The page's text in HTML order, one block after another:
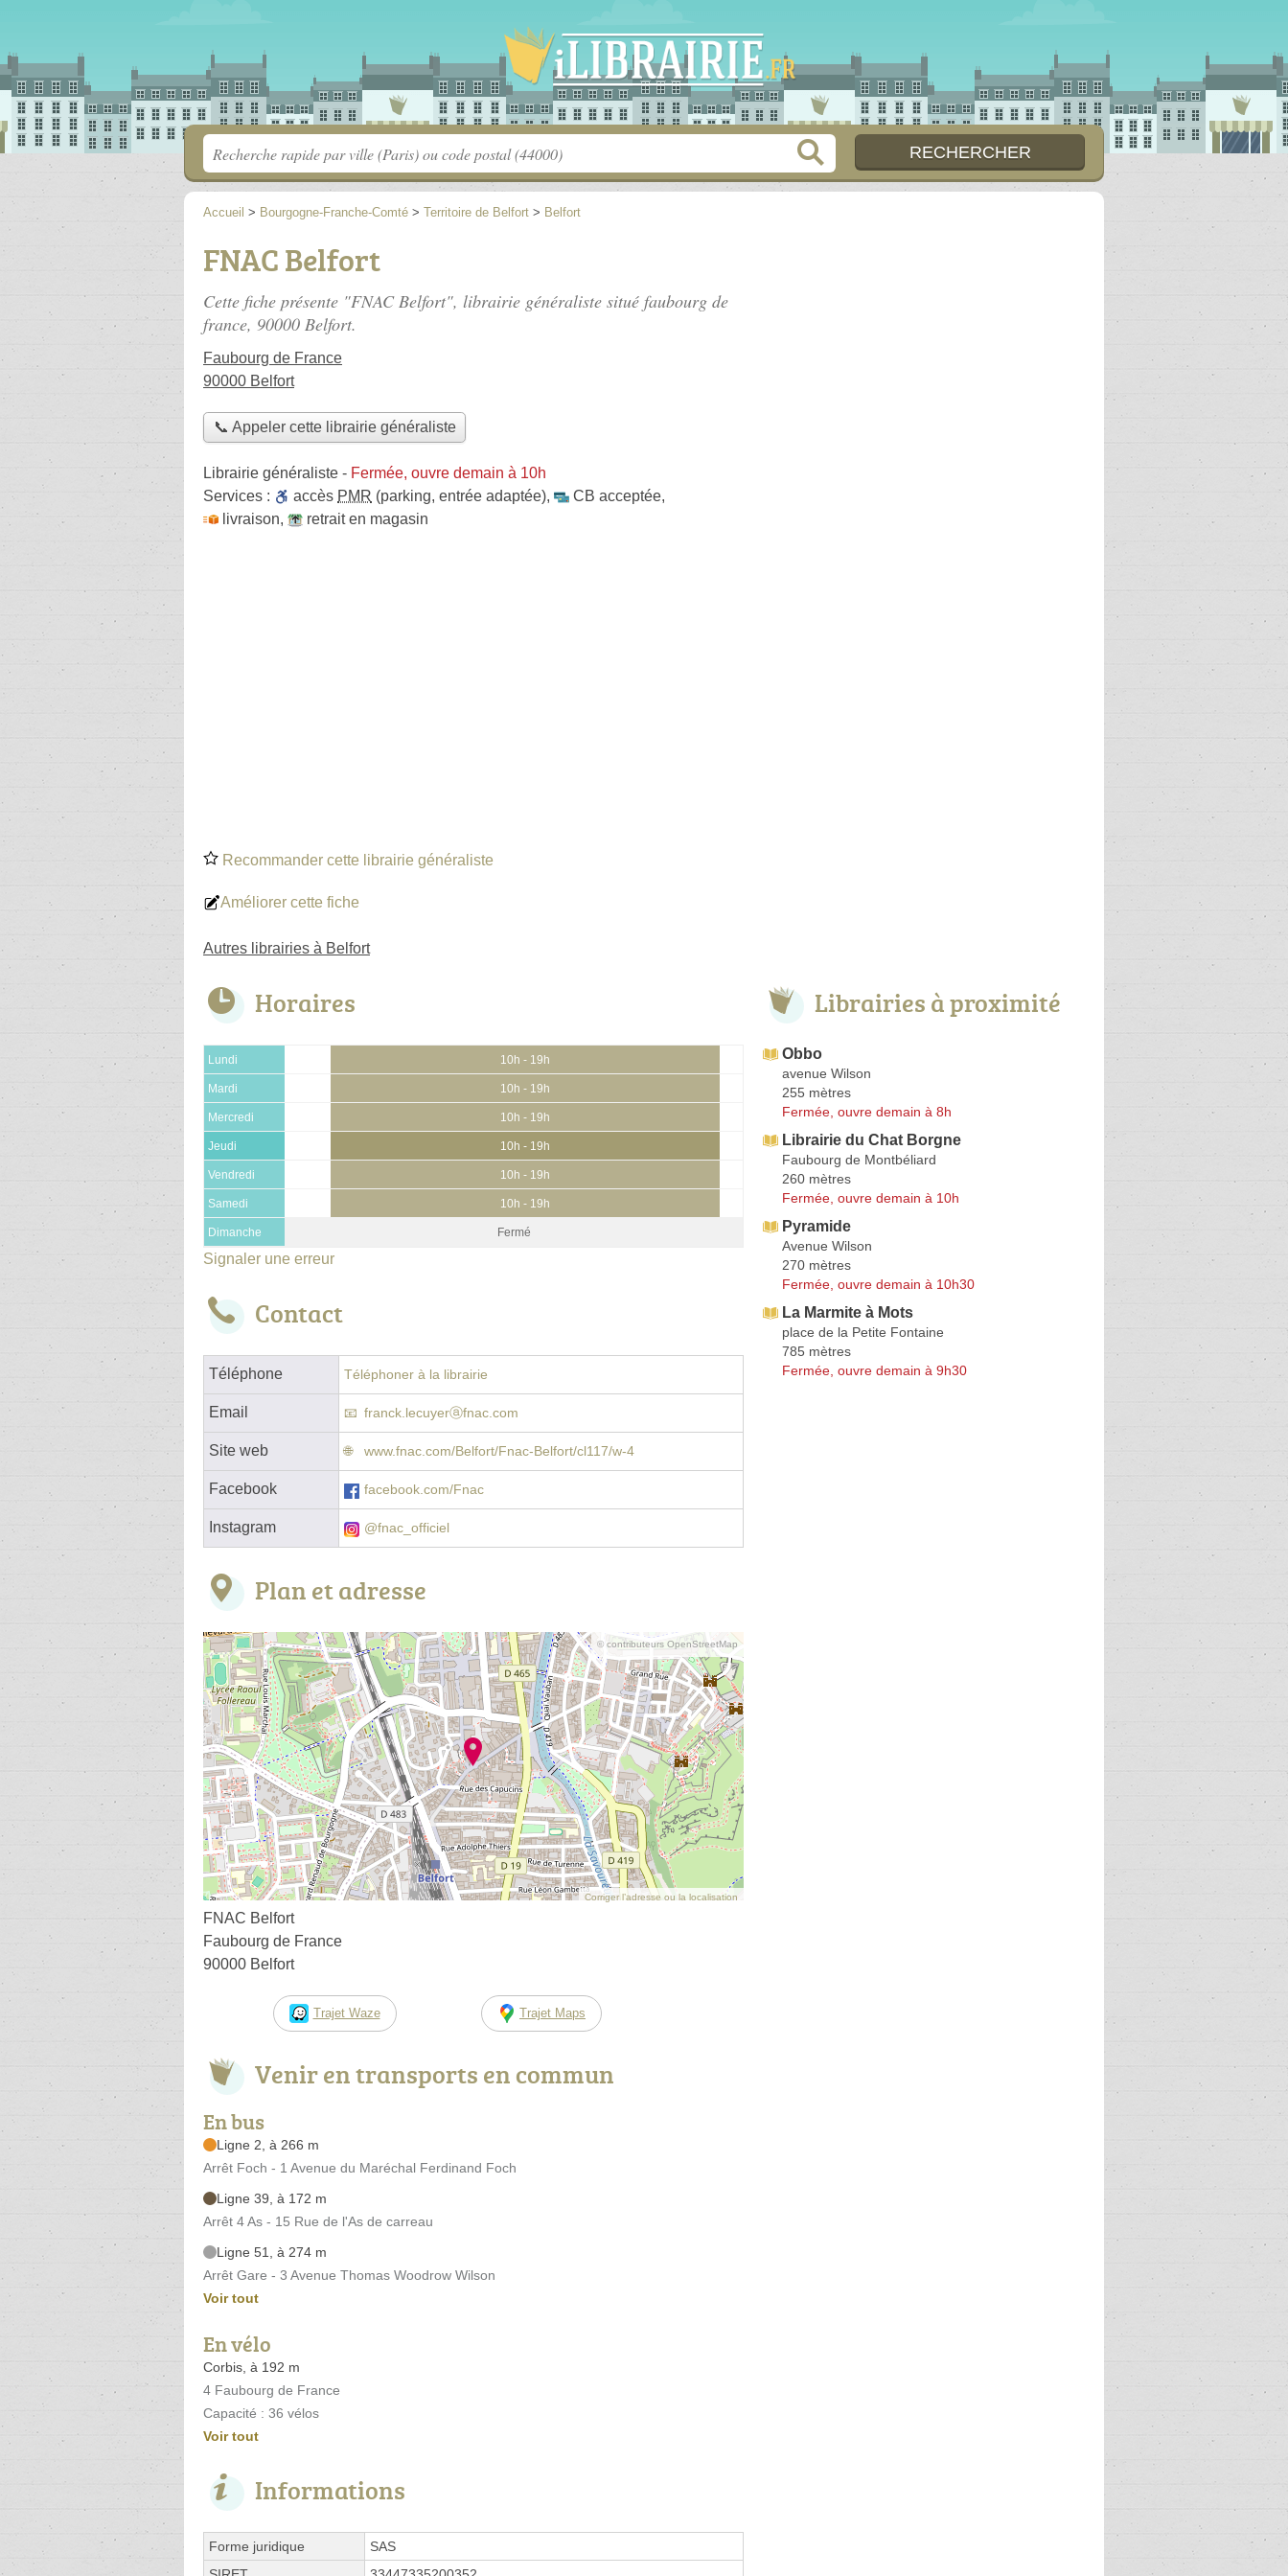
Accueil > Bourgogne-Franche-Comté > Territoire de Belfort > Belfort
FNAC Belfort
Cette fiche présente "FNAC Belfort", librairie généraliste situé faubourg de
france, 90000 Belfort.
Faubourg de France
90000 Belfort
📞 Appeler cette librairie généraliste
Librairie généraliste - Fermée, ouvre demain à 10h
Services :
accès PMR (parking, entrée adaptée), CB acceptée,
livraison, retrait en magasin
Recommander cette librairie généraliste
Améliorer cette fiche
Autres librairies à Belfort
Horaires
Lundi 10h - 19h
Mardi 10h - 19h
Mercredi 10h - 19h
Jeudi 10h - 19h
Vendredi 10h - 19h
Samedi 10h - 19h
Dimanche Fermé
Signaler une erreur
Contact
Téléphone Téléphoner à la librairie
Email franck.lecuyerⓐfnac.com
Site web www.fnac.com/Belfort/Fnac-Belfort/cl117/w-4
Facebook facebook.com/Fnac
Instagram @fnac_officiel
Plan et adresse
© contributeurs OpenStreetMap
Corriger l’adresse ou la localisation
FNAC Belfort
Faubourg de France
90000 Belfort
Trajet Waze Trajet Maps
Venir en transports en commun
En bus
Ligne 2, à 266 m
Arrêt Foch - 1 Avenue du Maréchal Ferdinand Foch
Ligne 39, à 172 m
Arrêt 4 As - 15 Rue de l'As de carreau
Ligne 51, à 274 m
Arrêt Gare - 3 Avenue Thomas Woodrow Wilson
Voir tout
En vélo
Corbis, à 192 m
4 Faubourg de France
Capacité : 36 vélos
Voir tout
Informations
Forme juridique
SAS
Librairies à proximité
Obbo
avenue Wilson
255 mètres
Fermée, ouvre demain à 8h
Librairie du Chat Borgne
Faubourg de Montbéliard
260 mètres
Fermée, ouvre demain à 10h
Pyramide
Avenue Wilson
270 mètres
Fermée, ouvre demain à 10h30
La Marmite à Mots
place de la Petite Fontaine
785 mètres
Fermée, ouvre demain à 9h30